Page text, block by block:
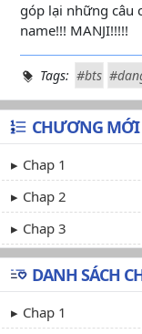
góp lại những câu
name!!! MANJI!!!!!
Tags: #bts
CHƯƠNG MỚI
Chap 1
Chap 2
Chap 3
DANH SÁCH
Chap 1